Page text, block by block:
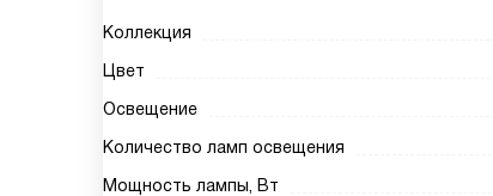
Коллекция
Цвет
Освещение
Количество ламп освещения
Мощность лампы, Вт